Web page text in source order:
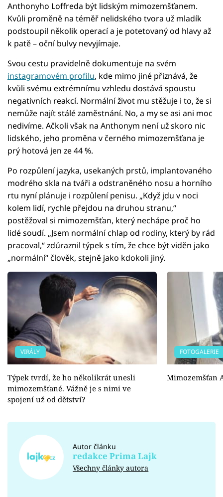
Anthonyho Loffreda být lidským mimozemšťanem.
Kvůli proměně na téměř nelidského tvora už mladík
podstoupil několik operací a je potetovaný od hlavy až
k patě – oční bulvy nevyjímaje.
Svou cestu pravidelně dokumentuje na svém
instagramovém profilu, kde mimo jiné přiznává, že
kvůli svému extrémnímu vzhledu dostává spoustu
negativních reakcí. Normální život mu stěžuje i to, že si
nemůže najít stálé zaměstnání. No, a my se asi ani moc
nedivíme. Ačkoli však na Anthonym není už skoro nic
lidského, jeho proměna v černého mimozemšťana je
prý hotová jen ze 44 %.
Po rozpůlení jazyka, usekaných prstů, implantovaného
modrého skla na tváři a odstraněného nosu a horního
rtu nyní plánuje i rozpůlení penisu. „Když jdu v noci
kolem lidí, rychle přejdou na druhou stranu,“
postěžoval si mimozemšťan, který nechápe proč ho
lidé soudí. „Jsem normální chlap od rodiny, který by rád
pracoval,“ zdůraznil týpek s tím, že chce být viděn jako
„normální“ člověk, stejně jako kdokoli jiný.
VIRÁLY
Týpek tvrdí, že ho několikrát unesli
mimozemšťané. Vážně je s nimi ve
spojení už od dětství?
FOTOGALERIE
Mimozemšťan
Autor článku
redakce Prima Lajk
Všechny články autora